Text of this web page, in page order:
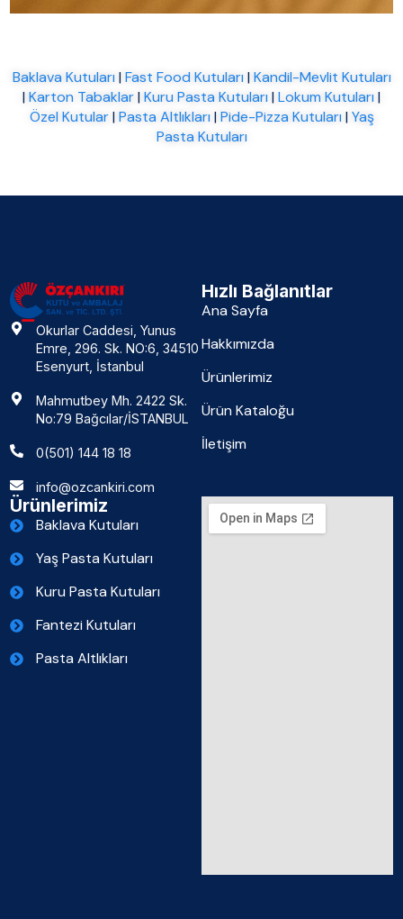
Baklava Kutuları|Fast Food Kutuları|Kandil-Mevlit Kutuları
|Karton Tabaklar|Kuru Pasta Kutuları|Lokum Kutuları|
Özel Kutular|Pasta Altlıkları|Pide-Pizza Kutuları|Yaş
Pasta Kutuları
Okurlar Caddesi, Yunus
Emre, 296. Sk. NO:6, 34510
Esenyurt, İstanbul
Mahmutbey Mh. 2422 Sk.
No:79 Bağcılar/İSTANBUL
0(501) 144 18 18
info@ozcankiri.com
Hızlı Bağlanıtlar
Ana Sayfa
Hakkımızda
Ürünlerimiz
Ürün Kataloğu
İletişim
Ürünlerimiz
Baklava Kutuları
Yaş Pasta Kutuları
Kuru Pasta Kutuları
Fantezi Kutuları
Pasta Altlıkları